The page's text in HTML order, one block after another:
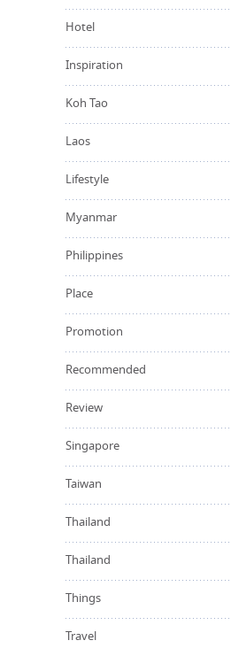
Hotel
Inspiration
Koh Tao
Laos
Lifestyle
Myanmar
Philippines
Place
Promotion
Recommended
Review
Singapore
Taiwan
Thailand
Thailand
Things
Travel